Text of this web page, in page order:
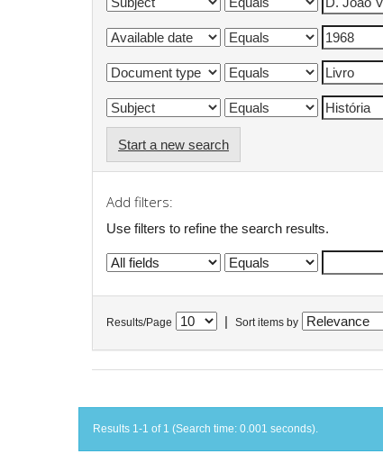
Start a new search
Add filters:
Use filters to refine the search results.
Results/Page Sort items by
Results 1-1 of 1 (Search time: 0.001 seconds).